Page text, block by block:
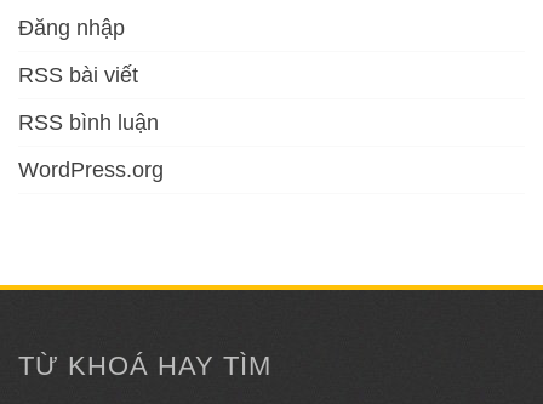
Đăng nhập
RSS bài viết
RSS bình luận
WordPress.org
TỪ KHOÁ HAY TÌM